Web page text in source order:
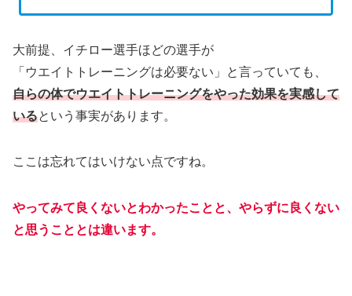
大前提、イチロー選手ほどの選手が
「ウエイトトレーニングは必要ない」と言っていても、
自らの体でウエイトトレーニングをやった効果を実感して
いるという事実があります。
ここは忘れてはいけない点ですね。
やってみて良くないとわかったことと、やらずに良くない
と思うこととは違います。